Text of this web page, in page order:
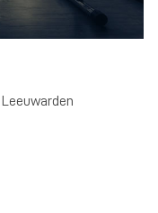
Leeuwarden